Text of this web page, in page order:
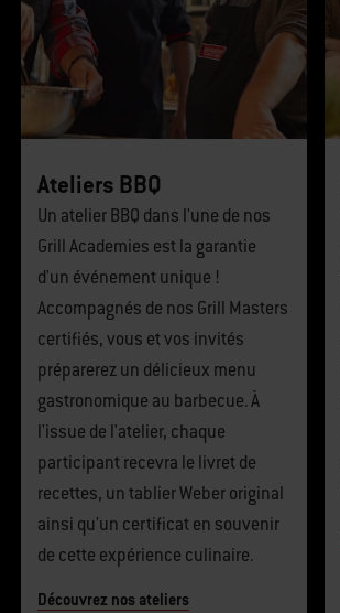
Ateliers BBQ
Un atelier BBQ dans l'une de nos
Grill Academies est la garantie
d'un événement unique !
Accompagnés de nos Grill Masters
certifiés, vous et vos invités
préparerez un délicieux menu
gastronomique au barbecue. À
l'issue de l'atelier, chaque
participant recevra le livret de
recettes, un tablier Weber original
ainsi qu'un certificat en souvenir
de cette expérience culinaire.
Découvrez nos ateliers